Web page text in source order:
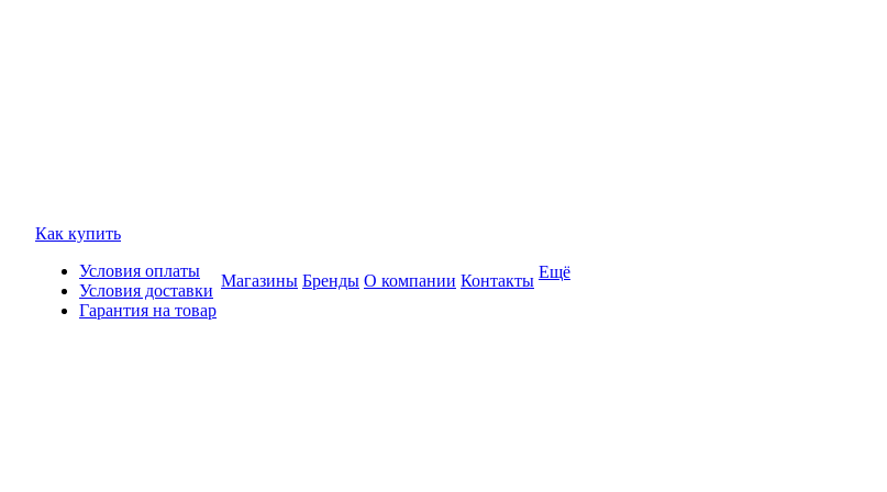
Как купить
Условия оплаты
Условия доставки
Гарантия на товар
Магазины Бренды О компании Контакты Ещё